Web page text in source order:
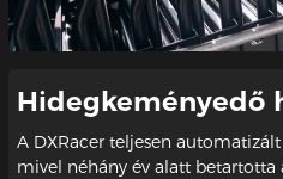
Hidegkeményedő
A DXRacer teljesen
mivel néhány év alatt betartotta